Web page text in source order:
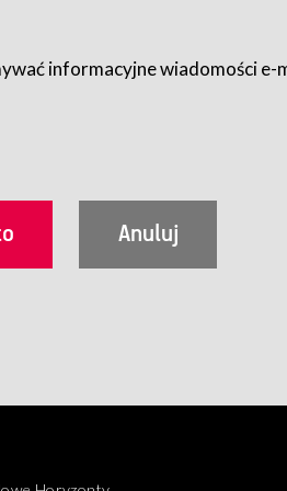
rozpoczęciem korzystania z
wszystkich aplikacji Serwisu może być
informacyjne wiadomości e-